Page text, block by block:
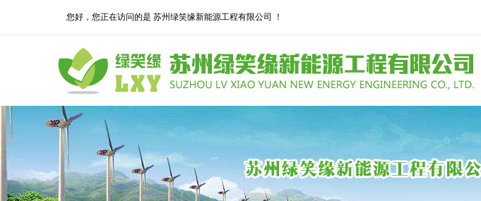
您好，您正在访问的是 苏州绿笑缘新能源工程有限公司 ！